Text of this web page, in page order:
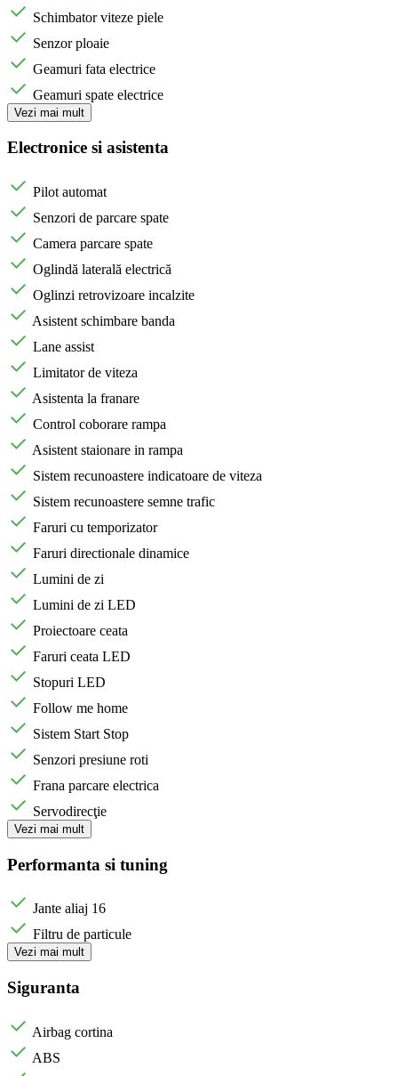
Schimbator viteze piele
Senzor ploaie
Geamuri fata electrice
Geamuri spate electrice
Vezi mai mult
Electronice si asistenta
Pilot automat
Senzori de parcare spate
Camera parcare spate
Oglindă laterală electrică
Oglinzi retrovizoare incalzite
Asistent schimbare banda
Lane assist
Limitator de viteza
Asistenta la franare
Control coborare rampa
Asistent staionare in rampa
Sistem recunoastere indicatoare de viteza
Sistem recunoastere semne trafic
Faruri cu temporizator
Faruri directionale dinamice
Lumini de zi
Lumini de zi LED
Proiectoare ceata
Faruri ceata LED
Stopuri LED
Follow me home
Sistem Start Stop
Senzori presiune roti
Frana parcare electrica
Servodirecţie
Vezi mai mult
Performanta si tuning
Jante aliaj 16
Filtru de particule
Vezi mai mult
Siguranta
Airbag cortina
ABS